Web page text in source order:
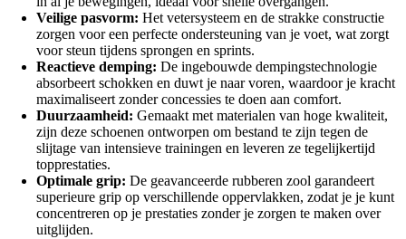
Veilige pasvorm: Het vetersysteem en de strakke constructie
zorgen voor een perfecte ondersteuning van je voet, wat zorgt
voor steun tijdens sprongen en sprints.
Reactieve demping: De ingebouwde dempingstechnologie
absorbeert schokken en duwt je naar voren, waardoor je kracht
maximaliseert zonder concessies te doen aan comfort.
Duurzaamheid: Gemaakt met materialen van hoge kwaliteit,
zijn deze schoenen ontworpen om bestand te zijn tegen de
slijtage van intensieve trainingen en leveren ze tegelijkertijd
topprestaties.
Optimale grip: De geavanceerde rubberen zool garandeert
superieure grip op verschillende oppervlakken, zodat je je kunt
concentreren op je prestaties zonder je zorgen te maken over
uitglijden.